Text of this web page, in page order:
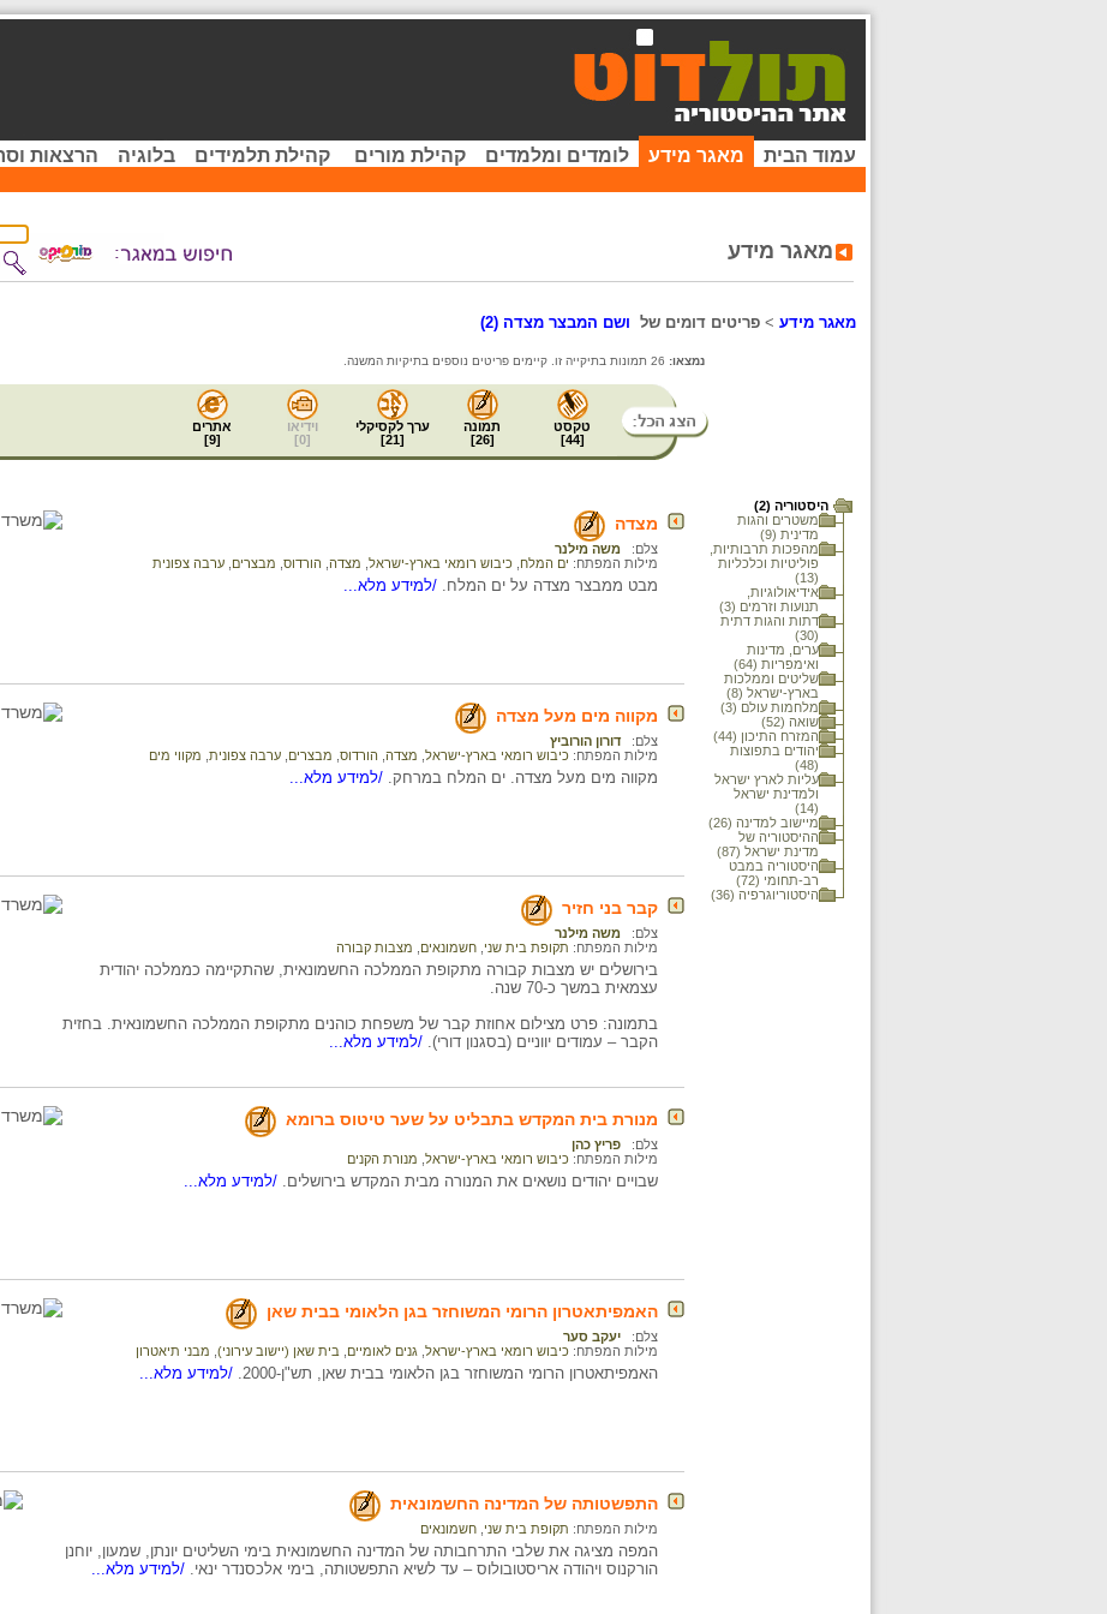
עמוד הבית מאגר מידע לומדים ומלמדים קהילת מורים קהילת תלמידים בלוגיה הרצאות
מאגר מידע
מאגר מידע > פריטים דומים של ושם המבצר מצדה (2)
נמצאו:
טקסט
[
44
]
תמונה
[
26
]
ערך לקסיקלי
[
21
]
וידיאו
[
0
]
אתרים
[
9
]
היסטוריה (2)
משטרים והגות
מדינית (9)
מהפכות תרבותיות,
פוליטיות וכלכליות
(13)
אידיאולוגיות,
תנועות וזרמים (3)
דתות והגות דתית
(30)
ערים, מדינות
ואימפריות (64)
שליטים וממלכות
בארץ-ישראל (8)
מלחמות עולם (3)
שואה (52)
המזרח התיכון (44)
יהודים בתפוצות
(48)
עליות לארץ ישראל
ולמדינת ישראל
(14)
מיישוב למדינה (26)
ההיסטוריה של
מדינת ישראל (87)
היסטוריה במבט
רב-תחומי (72)
היסטוריוגרפיה (36)
מצדה
צלם:
משה מילנר
מילות המפתח: ים המלח כיבוש רומאי בארץ-ישראל מצדה הורדוס מבצרים ערבה צפונית
מבט ממבצר מצדה על ים המלח. /למידע מלא...
מקווה מים מעל מצדה
צלם:
דורון הורוביץ
מילות המפתח: כיבוש רומאי בארץ-ישראל מצדה הורדוס מבצרים ערבה צפונית מקווי מים
מקווה מים מעל מצדה. ים המלח במרחק. /למידע מלא...
קבר בני חזיר
צלם:
משה מילנר
מילות המפתח: תקופת בית שני חשמונאים מצבות קבורה
בירושלים יש מצבות קבורה מתקופת הממלכה החשמונאית, שהתקיימה כממלכה יהודית
עצמאית במשך כ-70 שנה.
בתמונה: פרט מצילום אחוזת קבר של משפחת כוהנים מתקופת הממלכה החשמונאית. בחזית
הקבר – עמודים יווניים (בסגנון דורי). /למידע מלא...
מנורת בית המקדש בתבליט על שער טיטוס ברומא
צלם:
פריץ כהן
מילות המפתח: כיבוש רומאי בארץ-ישראל מנורת הקנים
שבויים יהודים נושאים את המנורה מבית המקדש בירושלים. /למידע מלא...
האמפיתאטרון הרומי המשוחזר בגן הלאומי בבית שאן
צלם:
יעקב סער
מילות המפתח: כיבוש רומאי בארץ-ישראל גנים לאומיים בית שאן (יישוב עירוני) מבני תיאטרון
האמפיתאטרון הרומי המשוחזר בגן הלאומי בבית שאן, תש"ן-2000. /למידע מלא...
התפשטותה של המדינה החשמונאית
מילות המפתח: תקופת בית שני חשמונאים
המפה מציגה את שלבי התרחבותה של המדינה החשמונאית בימי השליטים יונתן, שמעון, יוחנן
הורקנוס ויהודה אריסטובולוס – עד לשיא התפשטותה, בימי אלכסנדר ינאי. /למידע מלא...